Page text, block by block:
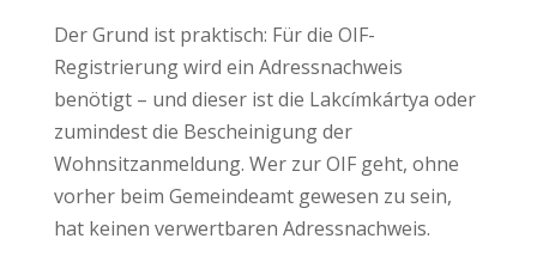
Der Grund ist praktisch: Für die OIF-
Registrierung wird ein Adressnachweis
benötigt – und dieser ist die Lakcímkártya oder
zumindest die Bescheinigung der
Wohnsitzanmeldung. Wer zur OIF geht, ohne
vorher beim Gemeindeamt gewesen zu sein,
hat keinen verwertbaren Adressnachweis.